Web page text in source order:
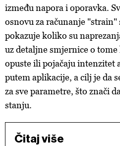
između napora i oporavka.
osnovu za računanje
pokazuje koliko su
uz detaljne smjernice o tome
opuste ili pojačaju intenzitet
putem aplikacije, a cilj je da
za sve parametre, što znači
stanju.
Čitaj više